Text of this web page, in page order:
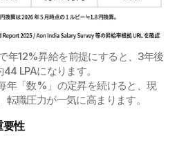
年12%昇給を前提にすると、3年後
LPAになります。
年「数%」の定昇を続けると、現
職圧力が一気に高まります。
要性